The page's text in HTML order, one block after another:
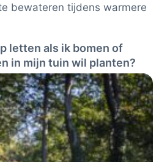
bewateren tijdens warmere
letten als ik bomen of
in mijn tuin wil planten?